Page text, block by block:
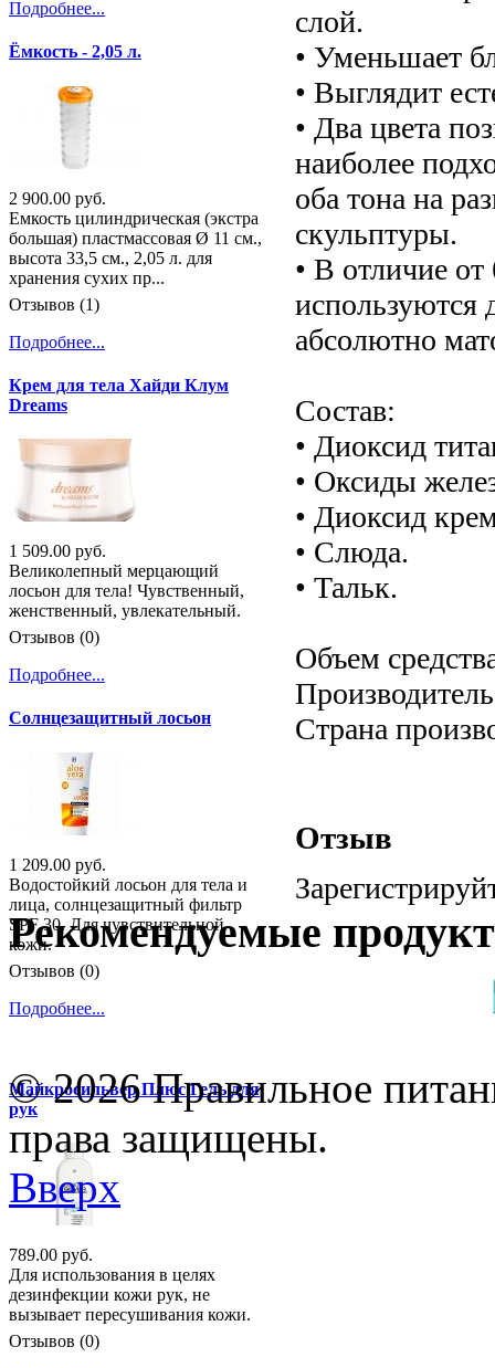
слой.
• Уменьшает
• Выглядит
• Два цвета
наиболее
оба тона на
скульптуры.
• В отличие
используются
абсолютно
Состав:
• Диоксид
• Оксиды
• Диоксид
• Слюда.
• Тальк.
Объем
Страна
Отзыв
Подробнее...
Ёмкость - 2,05 л.
2 900.00 руб.
Емкость цилиндрическая (экстра
большая) пластмассовая Ø 11 см.,
высота 33,5 см., 2,05 л. для
хранения сухих пр...
Отзывов (1)
Подробнее...
Крем для тела Хайди Клум
Dreams
1 509.00 руб.
Великолепный мерцающий
лосьон для тела! Чувственный,
женственный, увлекательный.
Отзывов (0)
Подробнее...
Солнцезащитный лосьон
1 209.00 руб.
Водостойкий лосьон для тела и
лица, солнцезащитный фильтр
SPF 30. Для чувствительной
кожи.
Отзывов (0)
Подробнее...
Майкросильвер Плюс Гель для
рук
789.00 руб.
Для использования в целях
дезинфекции кожи рук, не
вызывает пересушивания кожи.
Отзывов (0)
Рекомендуемые
© 2026 Правильное
права защищены.
Вверх